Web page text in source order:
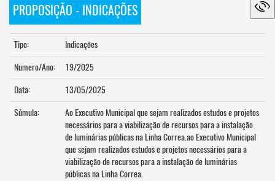
PROPOSIÇÃO - INDICAÇÕES
Tipo:
Indicações
Numero/Ano:
19/2025
Data:
13/05/2025
Súmula:
Ao Executivo Municipal que sejam realizados estudos e projetos
necessários para a viabilização de recursos para a instalação
de luminárias públicas na Linha Correa.ao Executivo Municipal
que sejam realizados estudos e projetos necessários para a
viabilização de recursos para a instalação de luminárias
públicas na Linha Correa.